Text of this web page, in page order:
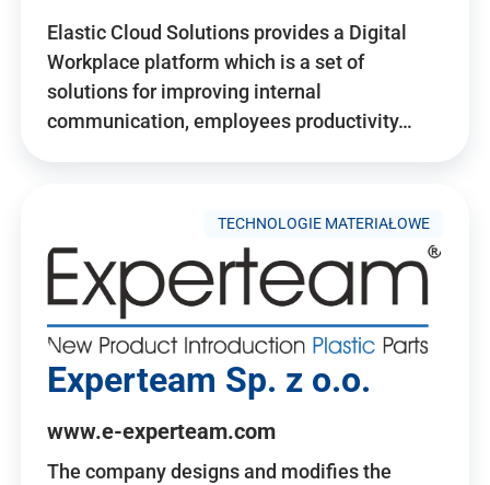
Elastic Cloud Solutions provides a Digital
Workplace platform which is a set of
solutions for improving internal
communication, employees productivity…
TECHNOLOGIE MATERIAŁOWE
Experteam Sp. z o.o.
www.e-experteam.com
The company designs and modifies the